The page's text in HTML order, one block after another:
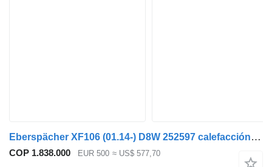
Eberspächer XF106 (01.14-) D8W 252597 calefacción estática para DAF XF106 (2014-) cabeza tractora
COP 1.838.000 EUR 500 ≈ US$ 577,70